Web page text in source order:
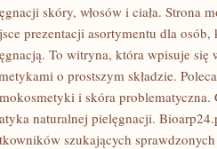
skóry, włosów i ciała. Strona
prezentacji asortymentu dla
To witryna, która wpisuje się
o prostszym składzie.
i skóra problematyczna.
naturalnej pielęgnacji.
szukających